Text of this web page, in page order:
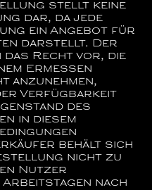
stellt keine
dar, da jede
ein Angebot für
darstellt. Der
Recht vor, die
Ermessen
anzunehmen,
Verfügbarkeit
des
in diesem
behält sich
nicht zu
Nutzer
nach